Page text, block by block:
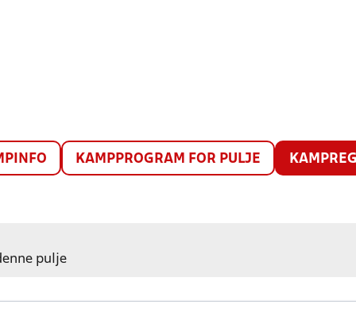
KAMPPROGRAM FOR PULJE
pulje